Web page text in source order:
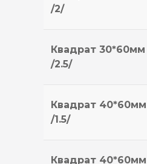
/2/
Квадрат 30*60мм
/2.5/
Квадрат 40*60мм
/1.5/
Квадрат 40*60мм